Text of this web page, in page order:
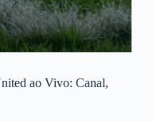
ao Vivo: Canal,